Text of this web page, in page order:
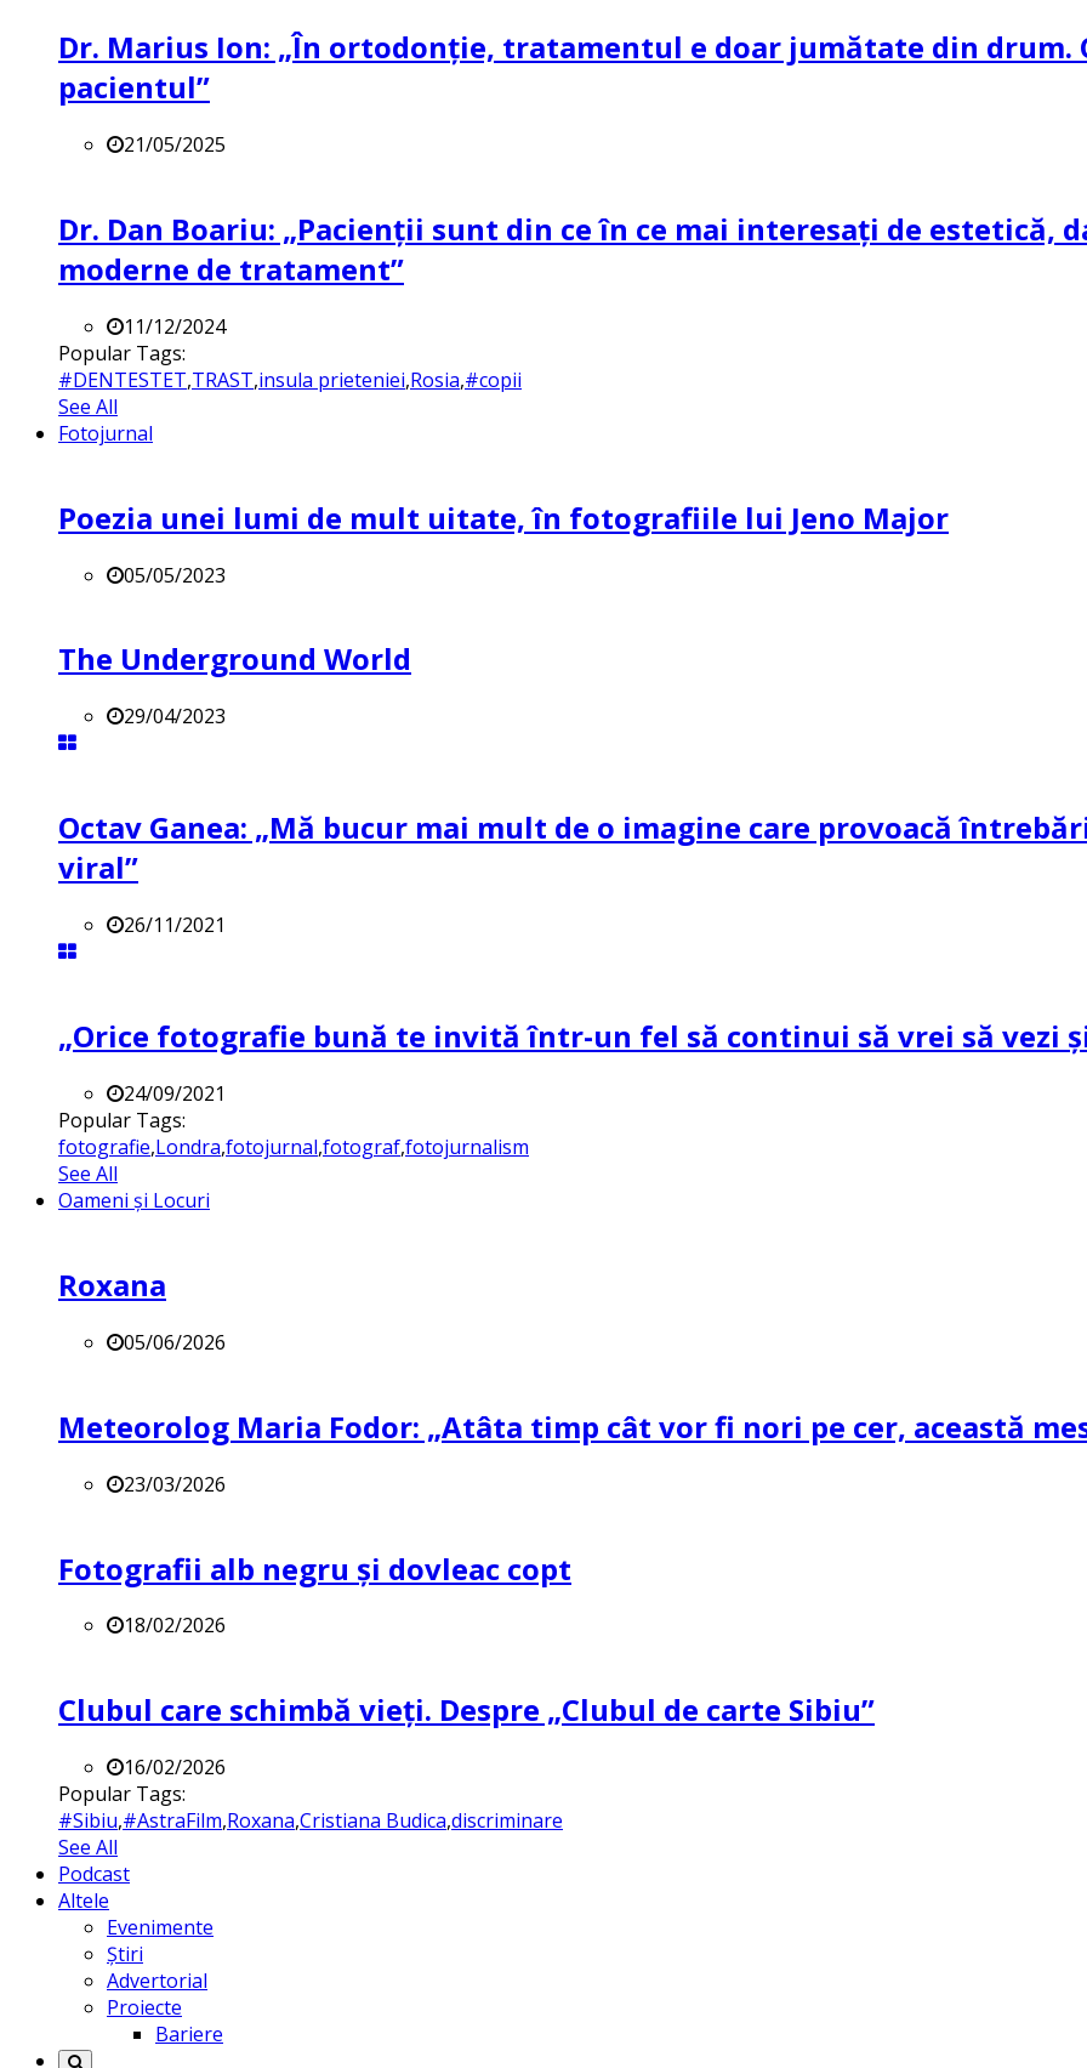
Dr. Marius Ion: „În ortodonție, tratamentul e doar jumătate din drum.
pacientul”
21/05/2025
Dr. Dan Boariu: „Pacienții sunt din ce în ce mai interesați de estetică,
moderne de tratament”
11/12/2024
Popular Tags:
#DENTESTET,TRAST,insula prieteniei,Rosia,#copii
See All
Fotojurnal
Poezia unei lumi de mult uitate, în fotografiile lui Jeno Major
05/05/2023
The Underground World
29/04/2023
Octav Ganea: „Mă bucur mai mult de o imagine care provoacă
viral”
26/11/2021
„Orice fotografie bună te invită într-un fel să continui să vrei să vezi
24/09/2021
Popular Tags:
fotografie,Londra,fotojurnal,fotograf,fotojurnalism
See All
Oameni și Locuri
Roxana
05/06/2026
Meteorolog Maria Fodor: „Atâta timp cât vor fi nori pe cer, această
23/03/2026
Fotografii alb negru și dovleac copt
18/02/2026
Clubul care schimbă vieți. Despre „Clubul de carte Sibiu”
16/02/2026
Popular Tags:
#Sibiu,#AstraFilm,Roxana,Cristiana Budica,discriminare
See All
Podcast
Altele
Evenimente
Știri
Advertorial
Proiecte
Bariere